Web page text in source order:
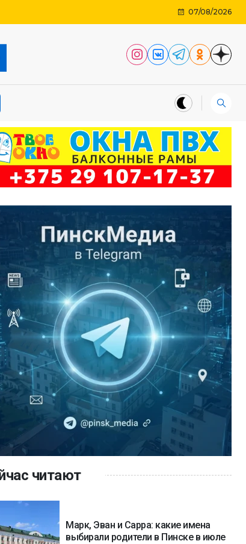
07/08/2026
читают
Марк, Эван и Сарра: какие имена
выбирали родители в Пинске в июле